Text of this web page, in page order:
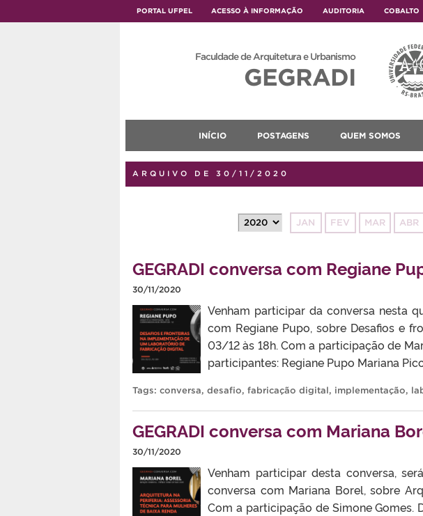
PORTAL UFPEL ACESSO À INFORMAÇÃO AUDITORIA COBALTO
Faculdade de Arquitetura e Urbanismo
GEGRADI
INÍCIO POSTAGENS QUEM SOMOS
ARQUIVO DE 30/11/2020
JAN FEV MAR ABR
GEGRADI conversa com Regiane
30/11/2020
Venham participar da conversa nesta
com Regiane Pupo, sobre Desafios e
03/12 às 18h. Com a participação de
participantes: Regiane Pupo Mariana
Tags: conversa, desafio, fabricação digital, implementação,
GEGRADI conversa com Mariana
30/11/2020
Venham participar desta conversa,
conversa com Mariana Borel, sobre
Com a participação de Simone Gomes.